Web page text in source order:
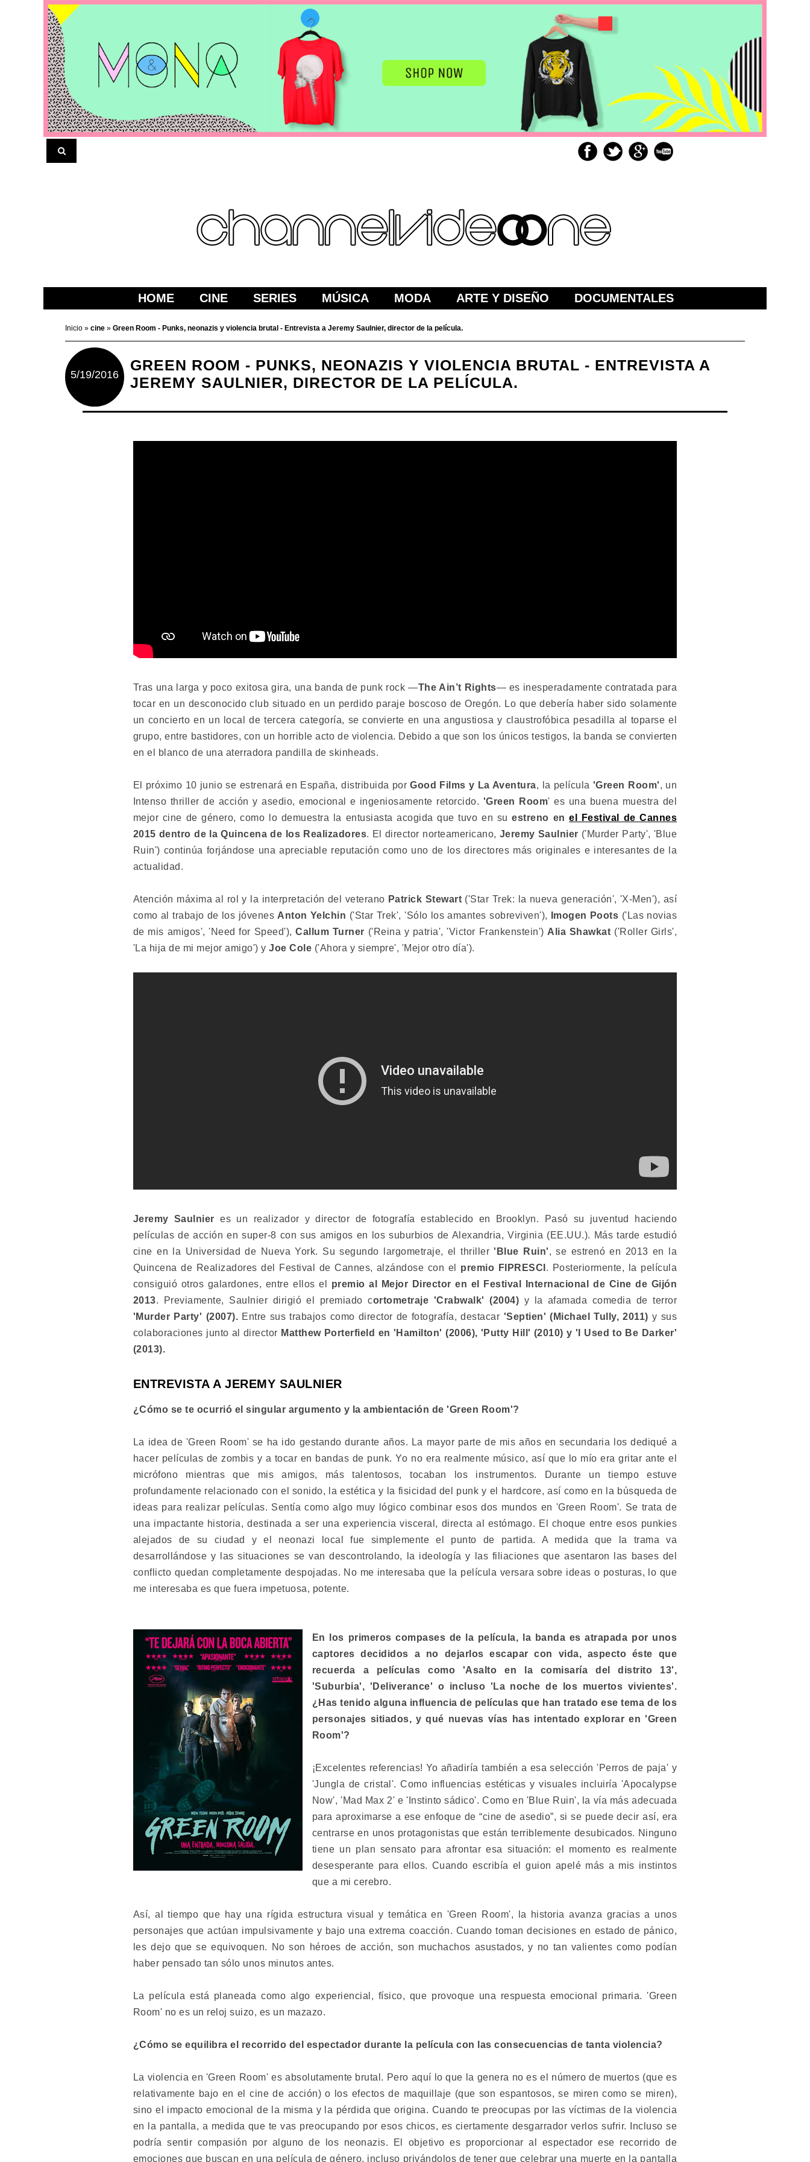
HOME CINE SERIES MÚSICA MODA ARTE Y DISEÑO DOCUMENTALES
Inicio » cine » Green Room - Punks, neonazis y violencia brutal - Entrevista a Jeremy Saulnier, director de la película.
5/19/2016
GREEN ROOM - PUNKS, NEONAZIS Y VIOLENCIA BRUTAL - ENTREVISTA A
JEREMY SAULNIER, DIRECTOR DE LA PELÍCULA.
Tras una larga y poco exitosa gira, una banda de punk rock —The Ain’t Rights— es inesperadamente contratada para
tocar en un desconocido club situado en un perdido paraje boscoso de Oregón. Lo que debería haber sido solamente
un concierto en un local de tercera categoría, se convierte en una angustiosa y claustrofóbica pesadilla al toparse el
grupo, entre bastidores, con un horrible acto de violencia. Debido a que son los únicos testigos, la banda se convierten
en el blanco de una aterradora pandilla de skinheads.
El próximo 10 junio se estrenará en España, distribuida por Good Films y La Aventura, la película 'Green Room', un
Intenso thriller de acción y asedio, emocional e ingeniosamente retorcido. 'Green Room' es una buena muestra del
mejor cine de género, como lo demuestra la entusiasta acogida que tuvo en suestreno enel Festival de Cannes
2015 dentro de la Quincena de los Realizadores. El director norteamericano, Jeremy Saulnier ('Murder Party', 'Blue
Ruin') continúa forjándose una apreciable reputación como uno de los directores más originales e interesantes de la
actualidad.
Atención máxima al rol y la interpretación del veterano Patrick Stewart ('Star Trek: la nueva generación', 'X-Men'), así
como al trabajo de los jóvenes Anton Yelchin ('Star Trek', 'Sólo los amantes sobreviven'), Imogen Poots ('Las novias
de mis amigos', 'Need for Speed'),Callum Turner ('Reina y patria', 'Victor Frankenstein') Alia Shawkat ('Roller Girls',
'La hija de mi mejor amigo') y Joe Cole ('Ahora y siempre', 'Mejor otro día').
Jeremy Saulnieres un realizador y director de fotografía establecido en Brooklyn. Pasó su juventud haciendo
películas de acción en super-8 con sus amigos en los suburbios de Alexandria, Virginia (EE.UU.). Más tarde estudió
cine en la Universidad de Nueva York. Su segundo largometraje, el thriller 'Blue Ruin', se estrenó en 2013 en la
Quincena de Realizadores del Festival de Cannes, alzándose con el premio FIPRESCI . Posteriormente, la película
consiguió otros galardones, entre ellos el
premio al Mejor Director en el Festival Internacional de Cine de Gijón
2013. Previamente, Saulnier dirigió el premiado cortometraje 'Crabwalk' (2004) y la afamada comedia de terror
'Murder Party' (2007). Entre sus trabajos como director de fotografía, destacar 'Septien' (Michael Tully, 2011) y sus
colaboraciones junto al director Matthew Porterfield en 'Hamilton' (2006), 'Putty Hill' (2010) y 'I Used to Be Darker'
(2013).
ENTREVISTA A JEREMY SAULNIER
¿Cómo se te ocurrió el singular argumento y la ambientación de 'Green Room'?
La idea de 'Green Room' se ha ido gestando durante años. La mayor parte de mis años en secundaria los dediqué a
hacer películas de zombis y a tocar en bandas de punk. Yo no era realmente músico, así que lo mío era gritar ante el
micrófono mientras que mis amigos, más talentosos, tocaban los instrumentos. Durante un tiempo estuve
profundamente relacionado con el sonido, la estética y la fisicidad del punk y el hardcore, así como en la búsqueda de
ideas para realizar películas. Sentía como algo muy lógico combinar esos dos mundos en 'Green Room'. Se trata de
una impactante historia, destinada a ser una experiencia visceral, directa al estómago. El choque entre esos punkies
alejados de su ciudad y el neonazi local fue simplemente el punto de partida. A medida que la trama va
desarrollándose y las situaciones se van descontrolando, la ideología y las filiaciones que asentaron las bases del
conflicto quedan completamente despojadas. No me interesaba que la película versara sobre ideas o posturas, lo que
me interesaba es que fuera impetuosa, potente.
En los primeros compases de la película, la banda es atrapada por unos
captores decididos a no dejarlos escapar con vida, aspecto éste que
recuerda a películas como 'Asalto en la comisaría del distrito 13',
'Suburbia', 'Deliverance' o incluso 'La noche de los muertos vivientes'.
¿Has tenido alguna influencia de películas que han tratado ese tema de los
personajes sitiados, y qué nuevas vías has intentado explorar en 'Green
Room'?
¡Excelentes referencias! Yo añadiría también a esa selección 'Perros de paja' y
'Jungla de cristal'. Como influencias estéticas y visuales incluiría 'Apocalypse
Now', 'Mad Max 2' e 'Instinto sádico'. Como en 'Blue Ruin', la vía más adecuada
para aproximarse a ese enfoque de “cine de asedio”, si se puede decir así, era
centrarse en unos protagonistas que están terriblemente desubicados. Ninguno
tiene un plan sensato para afrontar esa situación: el momento es realmente
desesperante para ellos. Cuando escribía el guion apelé más a mis instintos
que a mi cerebro.
Así, al tiempo que hay una rígida estructura visual y temática en 'Green Room', la historia avanza gracias a unos
personajes que actúan impulsivamente y bajo una extrema coacción. Cuando toman decisiones en estado de pánico,
les dejo que se equivoquen. No son héroes de acción, son muchachos asustados, y no tan valientes como podían
haber pensado tan sólo unos minutos antes.
La película está planeada como algo experiencial, físico, que provoque una respuesta emocional primaria. 'Green
Room' no es un reloj suizo, es un mazazo.
¿Cómo se equilibra el recorrido del espectador durante la película con las consecuencias de tanta violencia?
La violencia en 'Green Room' es absolutamente brutal. Pero aquí lo que la genera no es el número de muertos (que es
relativamente bajo en el cine de acción) o los efectos de maquillaje (que son espantosos, se miren como se miren),
sino el impacto emocional de la misma y la pérdida que origina. Cuando te preocupas por las víctimas de la violencia
en la pantalla, a medida que te vas preocupando por esos chicos, es ciertamente desgarrador verlos sufrir. Incluso se
podría sentir compasión por alguno de los neonazis. El objetivo es proporcionar al espectador ese recorrido de
emociones que buscan en una película de género, incluso privándolos de tener que celebrar una muerte en la pantalla